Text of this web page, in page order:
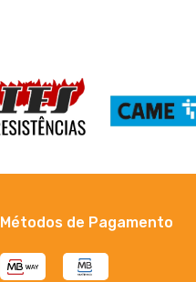
Métodos de Pagamento